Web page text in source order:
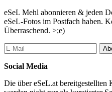
...Mehr lesen
eSeL Mehl abonnieren & jeden
eSeL-Fotos im Postfach haben.
Überraschend. >;e)
Social Media
Die über eSeL.at bereitgestellten